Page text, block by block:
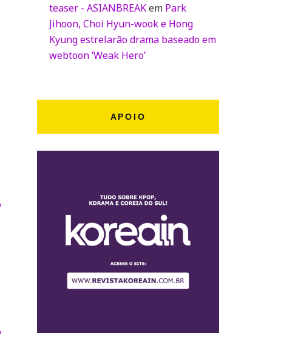
teaser - ASIANBREAKem Park
Jihoon, Choi Hyun-wook e Hong
Kyung estrelarão drama baseado em
webtoon ‘Weak Hero’
APOIO